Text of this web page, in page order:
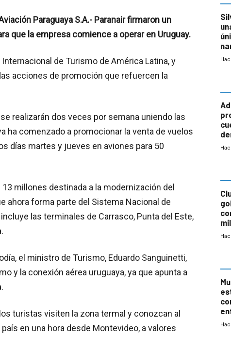
Paraguaya S.A.- Paranair firmaron un
que la empresa comience a operar en Uruguay.
de Turismo de América Latina, y
acciones de promoción que refuercen la
realizarán dos veces por semana uniendo las
ha comenzado a promocionar la venta de vuelos
días martes y jueves en aviones para 50
millones destinada a la modernización del
ahora forma parte del Sistema Nacional de
las terminales de Carrasco, Punta del Este,
el ministro de Turismo, Eduardo Sanguinetti,
y la conexión aérea uruguaya, ya que apunta a
turistas visiten la zona termal y conozcan al
en una hora desde Montevideo, a valores
un